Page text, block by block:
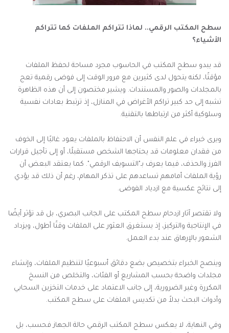
سطح المكتب الرقمي.. لماذا تتراكم الملفات كما تتراكم
الأشياء؟
قد يبدو سطح المكتب في الحاسوب مجرد مساحة لحفظ الملفات
مؤقتًا، لكنه يتحول لدى كثيرين مع مرور الوقت إلى فوضى رقمية تعج
بالمجلدات والصور والمستندات. ويشير مختصون إلى أن هذه الظاهرة
تشبه إلى حد كبير تراكم الأغراض في المنازل، إذ ترتبط بعادات نفسية
وسلوكية أكثر من ارتباطها بالتقنية.
ويرى خبراء في علم النفس أن الاحتفاظ بالملفات يعود غالبًا إلى الخوف
من فقدان معلومات قد يحتاجها الشخص مستقبلًا، أو إلى تأجيل قرارات
الفرز والحذف، فيما يعرف بـ"التسويف الرقمي". كما يعتقد البعض أن
رؤية الملفات أمامهم تساعدهم على تذكر المهام، رغم أن ذلك قد يؤدي
إلى نتائج عكسية مع ازدياد الفوضى.
ولا تقتصر آثار ازدحام سطح المكتب على الجانب البصري، بل قد تؤثر أيضًا
في الإنتاجية والتركيز، إذ يستغرق العثور على الملفات وقتًا أطول، ويزداد
الشعور بالإرهاق عند بدء العمل.
وينصح الخبراء بتخصيص بضع دقائق أسبوعيًا لتنظيم الملفات، وإنشاء
مجلدات واضحة بحسب المشاريع أو الفئات، والتخلص من النسخ
المكررة وغير الضرورية، إلى جانب الاعتماد على خدمات التخزين السحابي
وأدوات البحث بدلاً من تكديس الملفات على سطح المكتب.
وفي النهاية، لا يعكس سطح المكتب الرقمي حالة الجهاز فحسب، بل